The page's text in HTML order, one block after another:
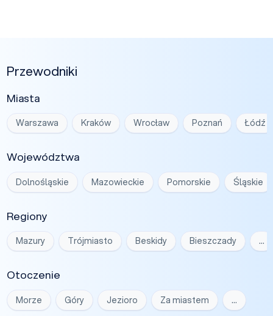
Przewodniki
Miasta
Warszawa Kraków Wrocław Poznań Łódź
Województwa
Dolnośląskie Mazowieckie Pomorskie Śląskie
Regiony
Mazury Trójmiasto Beskidy Bieszczady …
Otoczenie
Morze Góry Jezioro Za miastem …